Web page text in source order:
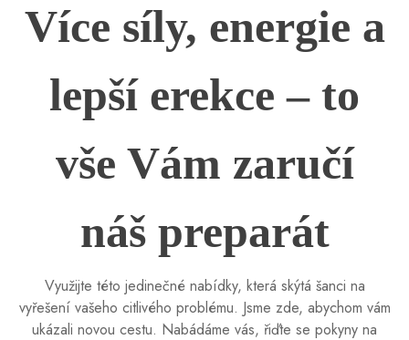
Více síly, energie a
lepší erekce – to
vše Vám zaručí
náš preparát
Využijte této jedinečné nabídky, která skýtá šanci na
vyřešení vašeho citlivého problému. Jsme zde, abychom vám
ukázali novou cestu. Nabádáme vás, řiďte se pokyny na